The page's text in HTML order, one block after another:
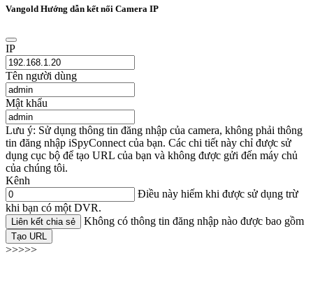
Vangold Hướng dẫn kết nối Camera IP
IP
Tên người dùng
Mật khẩu
Lưu ý: Sử dụng thông tin đăng nhập của camera, không phải thông
tin đăng nhập iSpyConnect của bạn. Các chi tiết này chỉ được sử
dụng cục bộ để tạo URL của bạn và không được gửi đến máy chủ
của chúng tôi.
Kênh
Điều này hiếm khi được sử dụng trừ
khi bạn có một DVR.
Liên kết chia sẻ Không có thông tin đăng nhập nào được bao gồm
Tạo URL
>>>>>